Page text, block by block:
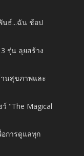
นธ์...ฉัน ช้อป
รุ่น ลุยสร้าง
นสุขภาพและ
"The Magical
การดูแลทุก